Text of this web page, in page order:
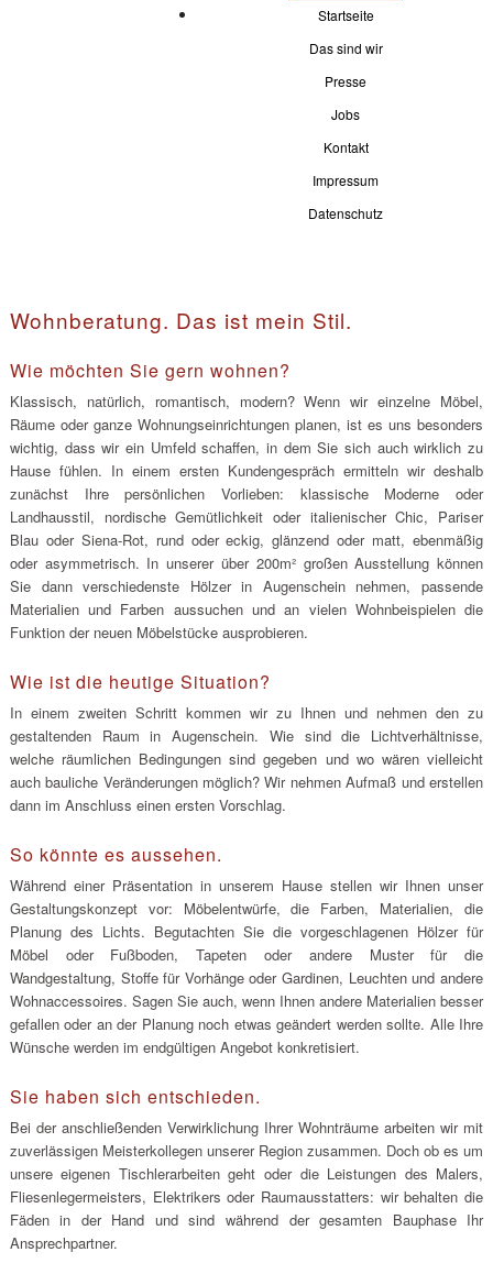
Startseite
Das sind wir
Presse
Jobs
Kontakt
Impressum
Datenschutz
Wohnberatung. Das ist mein Stil.
Wie möchten Sie gern wohnen?
Klassisch, natürlich, romantisch, modern? Wenn wir einzelne Möbel,
Räume oder ganze Wohnungseinrichtungen planen, ist es uns besonders
wichtig, dass wir ein Umfeld schaffen, in dem Sie sich auch wirklich zu
Hause fühlen. In einem ersten Kundengespräch ermitteln wir deshalb
zunächst Ihre persönlichen Vorlieben: klassische Moderne oder
Landhausstil, nordische Gemütlichkeit oder italienischer Chic, Pariser
Blau oder Siena-Rot, rund oder eckig, glänzend oder matt, ebenmäßig
oder asymmetrisch. In unserer über 200m² großen Ausstellung können
Sie dann verschiedenste Hölzer in Augenschein nehmen, passende
Materialien und Farben aussuchen und an vielen Wohnbeispielen die
Funktion der neuen Möbelstücke ausprobieren.
Wie ist die heutige Situation?
In einem zweiten Schritt kommen wir zu Ihnen und nehmen den zu
gestaltenden Raum in Augenschein. Wie sind die Lichtverhältnisse,
welche räumlichen Bedingungen sind gegeben und wo wären vielleicht
auch bauliche Veränderungen möglich? Wir nehmen Aufmaß und erstellen
dann im Anschluss einen ersten Vorschlag.
So könnte es aussehen.
Während einer Präsentation in unserem Hause stellen wir Ihnen unser
Gestaltungskonzept vor: Möbelentwürfe, die Farben, Materialien, die
Planung des Lichts. Begutachten Sie die vorgeschlagenen Hölzer für
Möbel oder Fußboden, Tapeten oder andere Muster für die
Wandgestaltung, Stoffe für Vorhänge oder Gardinen, Leuchten und andere
Wohnaccessoires. Sagen Sie auch, wenn Ihnen andere Materialien besser
gefallen oder an der Planung noch etwas geändert werden sollte. Alle Ihre
Wünsche werden im endgültigen Angebot konkretisiert.
Sie haben sich entschieden.
Bei der anschließenden Verwirklichung Ihrer Wohnträume arbeiten wir mit
zuverlässigen Meisterkollegen unserer Region zusammen. Doch ob es um
unsere eigenen Tischlerarbeiten geht oder die Leistungen des Malers,
Fliesenlegermeisters, Elektrikers oder Raumausstatters: wir behalten die
Fäden in der Hand und sind während der gesamten Bauphase Ihr
Ansprechpartner.